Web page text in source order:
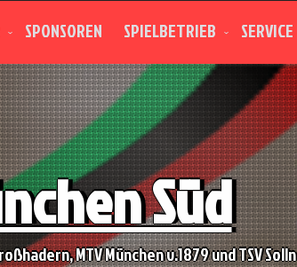
SPONSOREN SPIELBETRIEB SERVICE
Süd
MTV München v.1879 und TSV Solln